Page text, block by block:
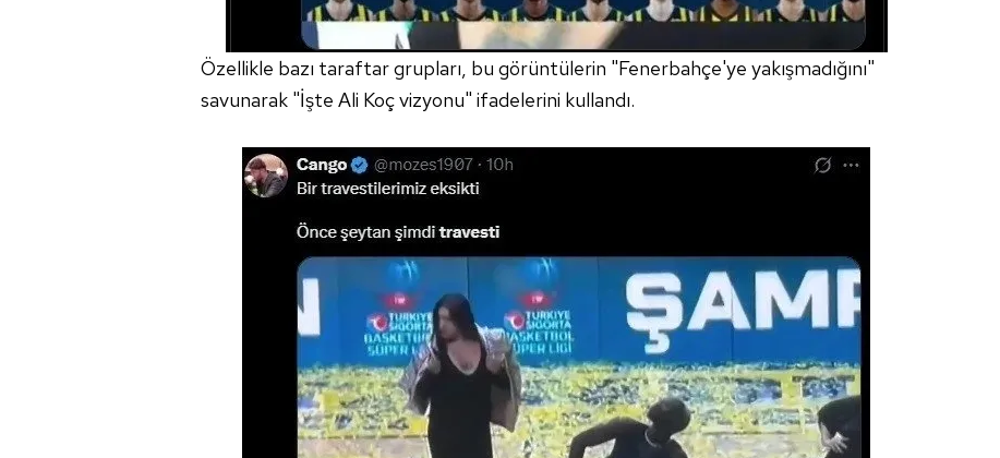
Özellikle bazı taraftar grupları, bu görüntülerin "Fenerbahçe'ye yakışmadığını"
savunarak "İşte Ali Koç vizyonu" ifadelerini kullandı.